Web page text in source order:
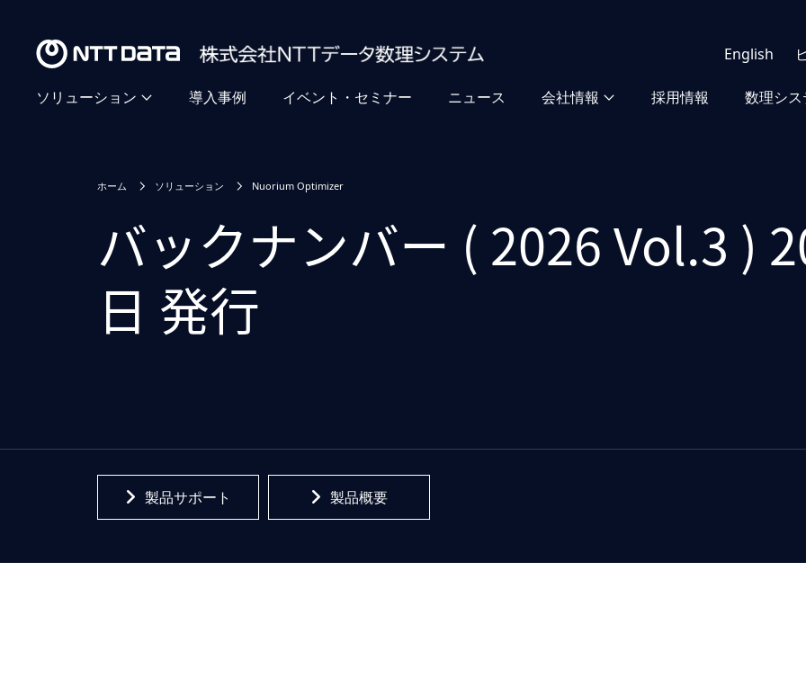
English
ソリューション 導入事例 イベント・セミナー ニュース 会社情報 採用情報 数理シ
ホーム ソリューション Nuorium Optimizer
バックナンバー ( 2026 Vol.3 )
日 発行
製品サポート 製品概要